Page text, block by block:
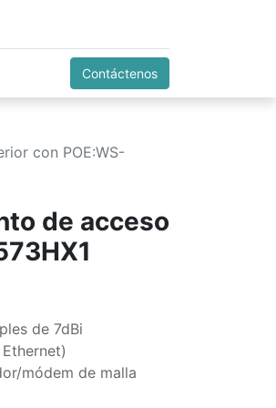
Contáctenos
con POE:WS-
de acceso
de 7dBi
módem de malla